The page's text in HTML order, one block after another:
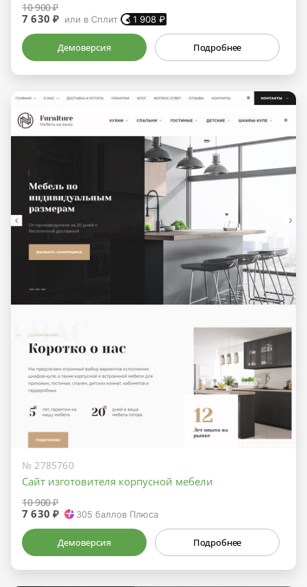
10 900 ₽
7 630 ₽ или в Сплит 1 908 ₽
Демоверсия Подробнее
№ 2785760
Сайт изготовителя корпусной мебели
10 900 ₽
7 630 ₽ 305 баллов Плюса
Демоверсия Подробнее